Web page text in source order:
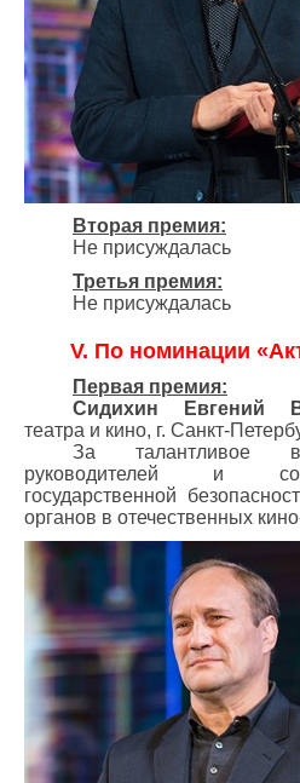
Вторая премия:
Не присуждалась
Третья премия:
Не присуждалась
V. По номинации
Первая премия:
Сидихин Евгений
театра и кино, г. Санкт-
За талантливое
руководителей и
государственной
органов в отечественных